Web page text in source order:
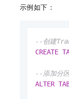
示例如下：
--创建
CREATE
--添加分区
ALTER